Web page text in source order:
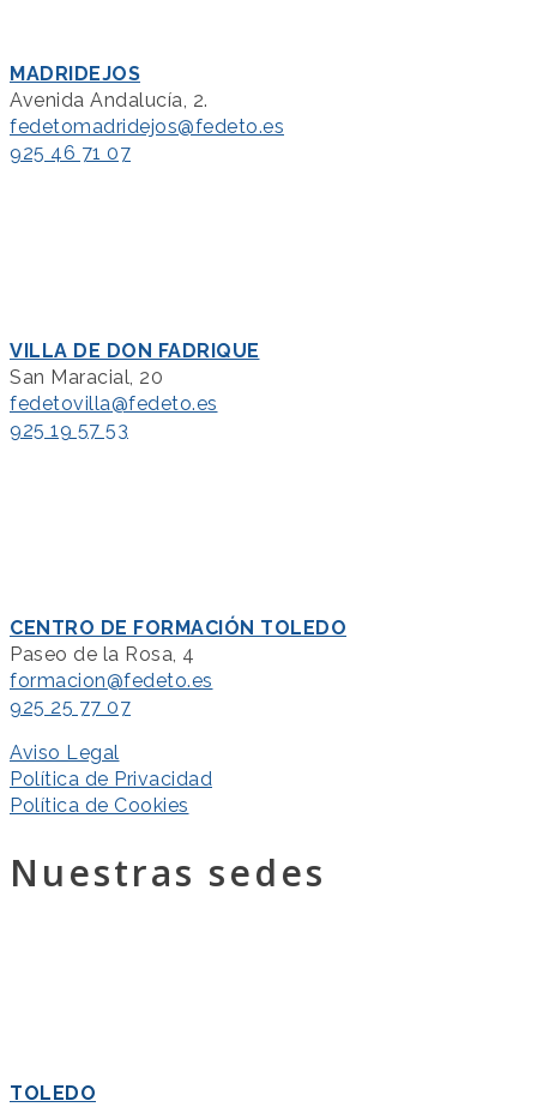
MADRIDEJOS
Avenida Andalucía, 2.
fedetomadridejos@fedeto.es
925 46 71 07
VILLA DE DON FADRIQUE
San Maracial, 20
fedetovilla@fedeto.es
925 19 57 53
CENTRO DE FORMACIÓN TOLEDO
Paseo de la Rosa, 4
formacion@fedeto.es
925 25 77 07
Aviso Legal
Política de Privacidad
Política de Cookies
Nuestras sedes
TOLEDO